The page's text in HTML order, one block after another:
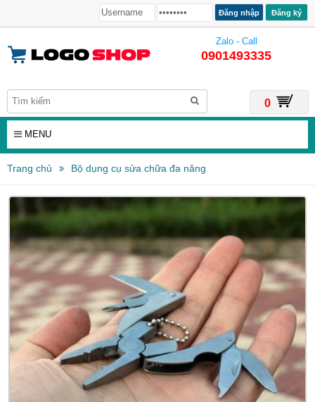
Đăng ký
Zalo - Call
0901493335
0
MENU
Trang chủ Bộ dụng cụ sửa chữa đa năng